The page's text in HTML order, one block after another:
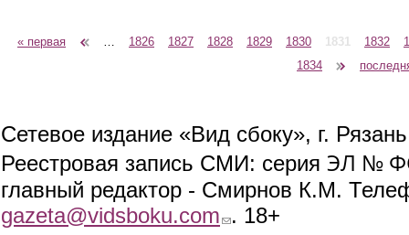
Страницы
« первая 1826 1827 1828 1829 1830 1831 1832
1834
Сетевое издание «Вид сбоку», г.
Реестровая запись СМИ: серия ЭЛ №
главный редактор - Смирнов К.М.
gazeta@vidsboku.com (link sends e-mail)
. 18+